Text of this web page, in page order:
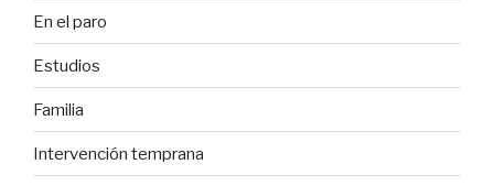
En el paro
Estudios
Familia
Intervención temprana